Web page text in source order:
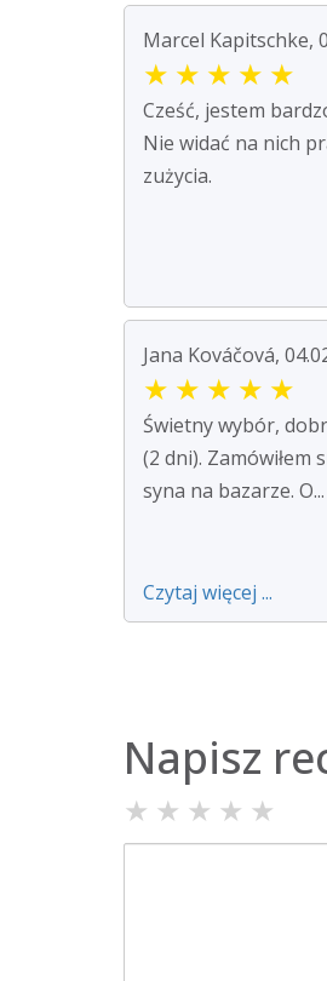
Marcel Kapitschke,
★ ★ ★ ★ ★
Cześć, jestem
Nie widać na nich
zużycia.
Jana Kováčová,
★ ★ ★ ★ ★
Świetny wybór,
(2 dni). Zamówiłem
syna na bazarze. O...
Czytaj więcej ...
Napisz
★ ★ ★ ★ ★